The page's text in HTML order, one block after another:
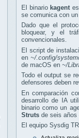
El binario kagent
se comunica con
Dado que el
bloquear, y el
convencionales.
El script de
en ~/.config/
de macOS en ~/
Todo el output se
defensores deben
En comparación
desarrollo de IA
binario como un
Struts de seis años
El equipo Sysdig